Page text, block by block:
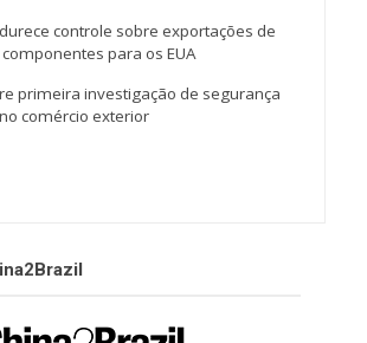
controle sobre exportações de
para os EUA
primeira investigação de segurança
comércio exterior